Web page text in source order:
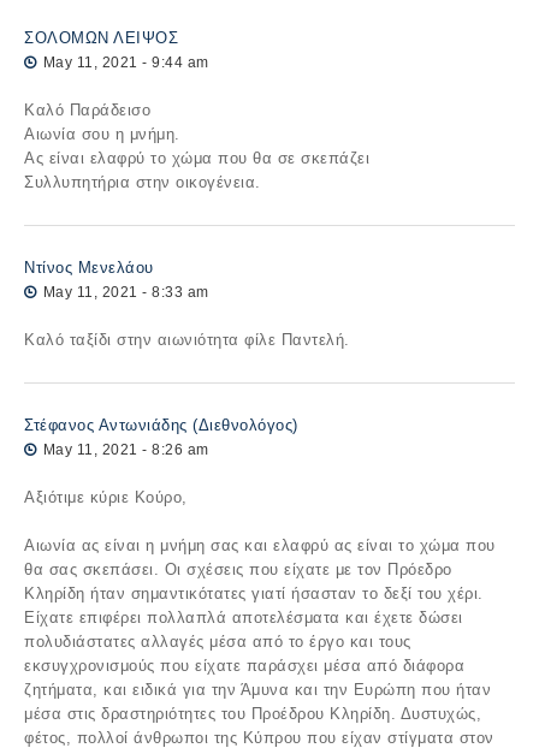
ΣΟΛΟΜΩΝ ΛΕΙΨΟΣ
May 11, 2021 - 9:44 am
Καλό Παράδεισο
Αιωνία σου η μνήμη.
Ας είναι ελαφρύ το χώμα που θα σε σκεπάζει
Συλλυπητήρια στην οικογένεια.
Ντίνος Μενελάου
May 11, 2021 - 8:33 am
Καλό ταξίδι στην αιωνιότητα φίλε Παντελή.
Στέφανος Αντωνιάδης (Διεθνολόγος)
May 11, 2021 - 8:26 am
Αξιότιμε κύριε Κούρο,
Αιωνία ας είναι η μνήμη σας και ελαφρύ ας είναι το χώμα που
θα σας σκεπάσει. Οι σχέσεις που είχατε με τον Πρόεδρο
Κληρίδη ήταν σημαντικότατες γιατί ήσασταν το δεξί του χέρι.
Είχατε επιφέρει πολλαπλά αποτελέσματα και έχετε δώσει
πολυδιάστατες αλλαγές μέσα από το έργο και τους
εκσυγχρονισμούς που είχατε παράσχει μέσα από διάφορα
ζητήματα, και ειδικά για την Άμυνα και την Ευρώπη που ήταν
μέσα στις δραστηριότητες του Προέδρου Κληρίδη. Δυστυχώς,
φέτος, πολλοί άνθρωποι της Κύπρου που είχαν στίγματα στον